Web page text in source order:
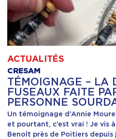
ACTUALITÉS
CRESAM
TÉMOIGNAGE – LA
FUSEAUX FAITE
PERSONNE
Un témoignage d’Annie
et pourtant, c’est vrai ! Je vis
Benoît près de Poitiers depuis